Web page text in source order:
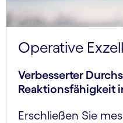
Operative
Verbesserter
Reaktionsfähigkeit
Erschließen Sie